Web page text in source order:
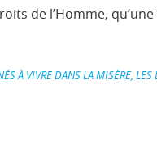
de l’Homme,
À VIVRE DANS LA MISÈRE, LES